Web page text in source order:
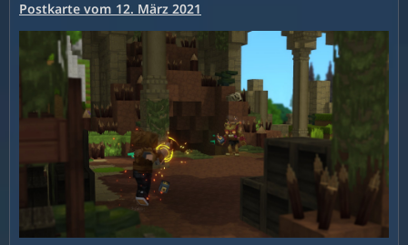
Postkarte vom 12. März 2021